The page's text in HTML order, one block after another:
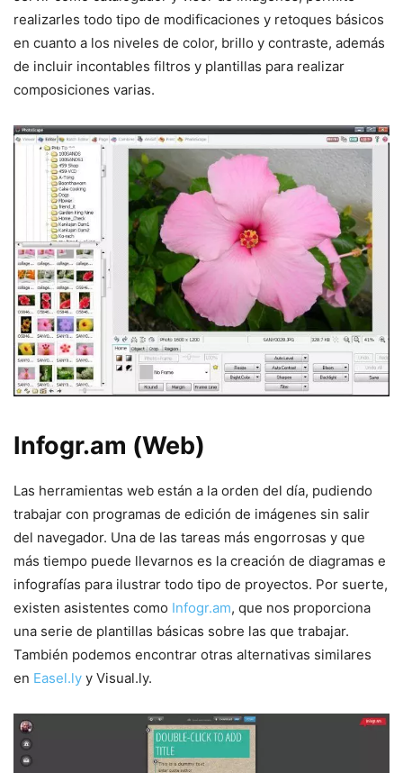
realizarles todo tipo de modificaciones y retoques básicos
en cuanto a los niveles de color, brillo y contraste, además
de incluir incontables filtros y plantillas para realizar
composiciones varias.
Infogr.am (Web)
Las herramientas web están a la orden del día, pudiendo
trabajar con programas de edición de imágenes sin salir
del navegador. Una de las tareas más engorrosas y que
más tiempo puede llevarnos es la creación de diagramas e
infografías para ilustrar todo tipo de proyectos. Por suerte,
existen asistentes como Infogr.am, que nos proporciona
una serie de plantillas básicas sobre las que trabajar.
También podemos encontrar otras alternativas similares
en Easel.ly y Visual.ly.